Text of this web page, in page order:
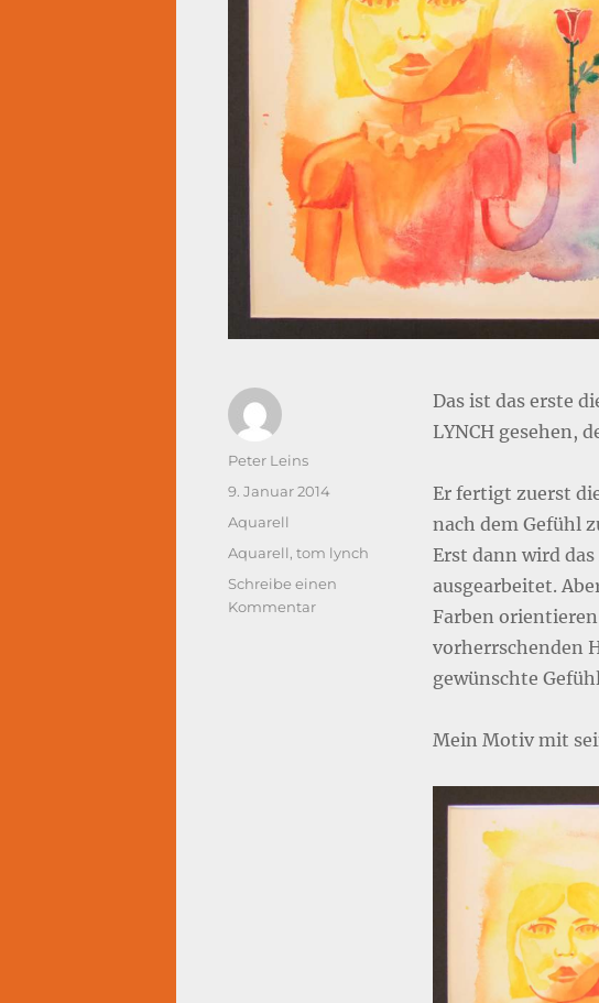
Das ist das erste
LYNCH gesehen,
Er fertigt zuerst
nach dem Gefühl
Erst dann wird
ausgearbeitet.
Farben
vorherrschenden
gewünschte
Mein Motiv mit
Autor
Peter Leins
Veröffentlicht
am
9. Januar 2014
Kategorien
Aquarell
Schlagwörter
Aquarell, tom lynch
Schreibe einen
Kommentarzu
Farbstimmungen